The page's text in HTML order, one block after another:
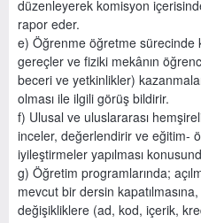
düzenleyerek komisyon
rapor eder.
e) Öğrenme öğretme sürecinde
gereçler ve fiziki mekânın
beceri ve yetkinlikler)
olması ile ilgili görüş bildirir.
f) Ulusal ve uluslararası
inceler, değerlendirir ve eğitim-
iyileştirmeler yapılması
g) Öğretim programlarında;
mevcut bir dersin
değişikliklere (ad, kod, içerik,